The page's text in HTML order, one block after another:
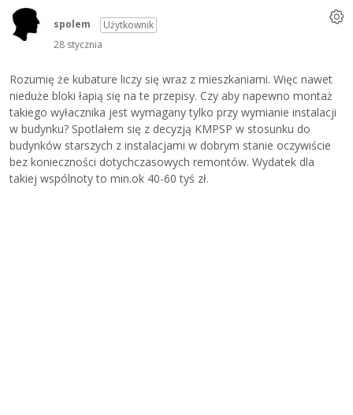
spolem
Użytkownik
28 stycznia
Rozumię że kubature liczy się wraz z mieszkaniami. Więc nawet
nieduże bloki łapią się na te przepisy. Czy aby napewno montaż
takiego wyłacznika jest wymagany tylko przy wymianie instalacji
w budynku? Spotlałem się z decyzją KMPSP w stosunku do
budynków starszych z instalacjami w dobrym stanie oczywiście
bez konieczności dotychczasowych remontów. Wydatek dla
takiej wspólnoty to min.ok 40-60 tyś zł.